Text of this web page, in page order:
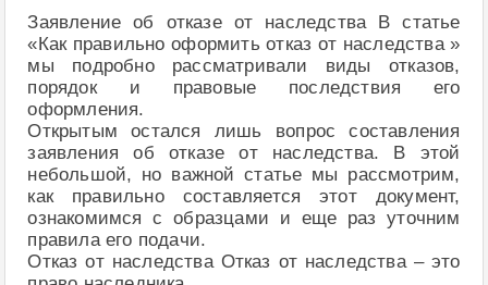
Заявление об отказе от наследства В статье
«Как правильно оформить отказ от наследства »
мы подробно рассматривали виды отказов,
порядок и правовые последствия его
оформления.
Открытым остался лишь вопрос составления
заявления об отказе от наследства. В этой
небольшой, но важной статье мы рассмотрим,
как правильно составляется этот документ,
ознакомимся с образцами и еще раз уточним
правила его подачи.
Отказ от наследства Отказ от наследства – это